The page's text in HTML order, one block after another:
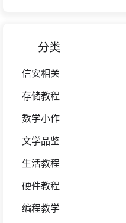
分类
信安相关
存储教程
数学小作
文学品鉴
生活教程
硬件教程
编程教学